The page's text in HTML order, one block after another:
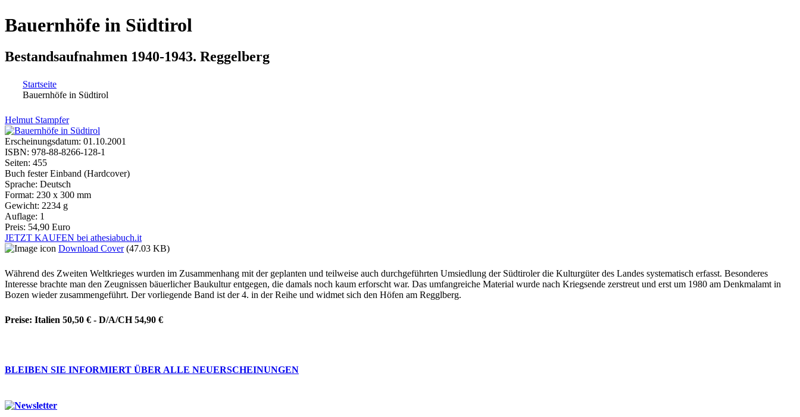
Bauernhöfe in Südtirol
Bestandsaufnahmen 1940-1943. Reggelberg
Sie sind hier
Startseite
Bauernhöfe in Südtirol
Helmut Stampfer
Erscheinungsdatum: 01.10.2001
ISBN: 978-88-8266-128-1
Seiten: 455
Buch fester Einband (Hardcover)
Sprache: Deutsch
Format: 230 x 300 mm
Gewicht: 2234 g
Auflage: 1
Preis: 54,90 Euro
JETZT KAUFEN bei athesiabuch.it
Download Cover (47.03 KB)
Während des Zweiten Weltkrieges wurden im Zusammenhang mit der geplanten und teilweise auch durchgeführten Umsiedlung der Südtiroler die Kulturgüter des Landes systematisch erfasst. Besonderes
Interesse brachte man den Zeugnissen bäuerlicher Baukultur entgegen, die damals noch kaum erforscht war. Das umfangreiche Material wurde nach Kriegsende zerstreut und erst um 1980 am Denkmalamt in
Bozen wieder zusammengeführt. Der vorliegende Band ist der 4. in der Reihe und widmet sich den Höfen am Regglberg.
Preise: Italien 50,50 € - D/A/CH 54,90 €
BLEIBEN SIE INFORMIERT ÜBER ALLE NEUERSCHEINUNGEN